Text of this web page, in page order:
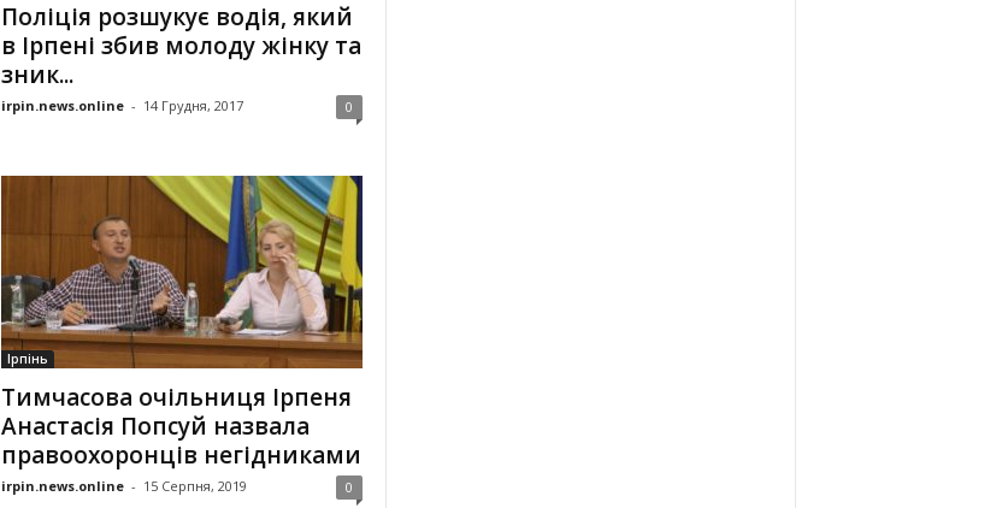
Поліція розшукує водія, який
в Ірпені збив молоду жінку та
зник...
irpin.news.online - 14 Грудня, 2017 0
Ірпінь
Тимчасова очільниця Ірпеня
Анастасія Попсуй назвала
правоохоронців негідниками
irpin.news.online - 15 Серпня, 2019 0